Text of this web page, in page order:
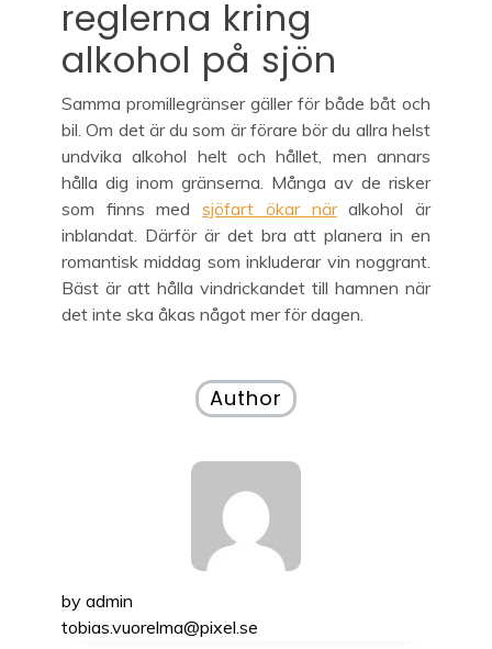
reglerna kring
alkohol på sjön
Samma promillegränser gäller för både båt och
bil. Om det är du som är förare bör du allra helst
undvika alkohol helt och hållet, men annars
hålla dig inom gränserna. Många av de risker
som finns medsjöfart ökar näralkohol är
inblandat. Därför är det bra att planera in en
romantisk middag som inkluderar vin noggrant.
Bäst är att hålla vindrickandet till hamnen när
det inte ska åkas något mer för dagen.
Author
by admin
tobias.vuorelma@pixel.se